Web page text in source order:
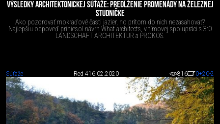
VÝSLEDKY ARCHITEKTONICKEJ SÚŤAŽE: PREDĹŽENIE PROMENÁDY NA ŽELEZNEJ
STUDNIČKE
Ako pozorovať mokraďové časti jazier, no pritom do nich nezasahovať?
Najlepšiu odpoveď priniesol návrh What architects, v tímovej spolupráci s 3:0
LANDSCHAFT ARCHITEKTUR a PROKOS.
Súťaže Red 416.02.2020 816 0+20-2